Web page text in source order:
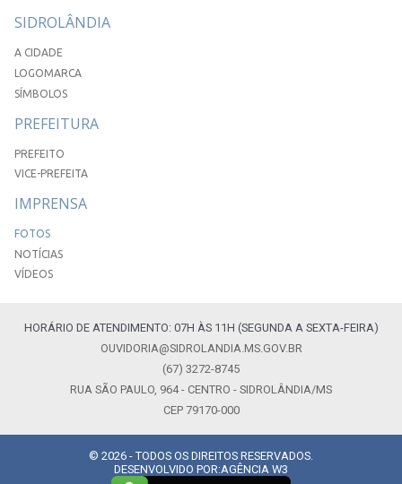
SIDROLÂNDIA
A CIDADE
LOGOMARCA
SÍMBOLOS
PREFEITURA
PREFEITO
VICE-PREFEITA
IMPRENSA
FOTOS
NOTÍCIAS
VÍDEOS
HORÁRIO DE ATENDIMENTO: 07H ÀS 11H (SEGUNDA A SEXTA-FEIRA)
OUVIDORIA@SIDROLANDIA.MS.GOV.BR
(67) 3272-8745
RUA SÃO PAULO, 964 - CENTRO - SIDROLÂNDIA/MS
CEP 79170-000
© 2026 - TODOS OS DIREITOS RESERVADOS.
DESENVOLVIDO POR:AGÊNCIA W3